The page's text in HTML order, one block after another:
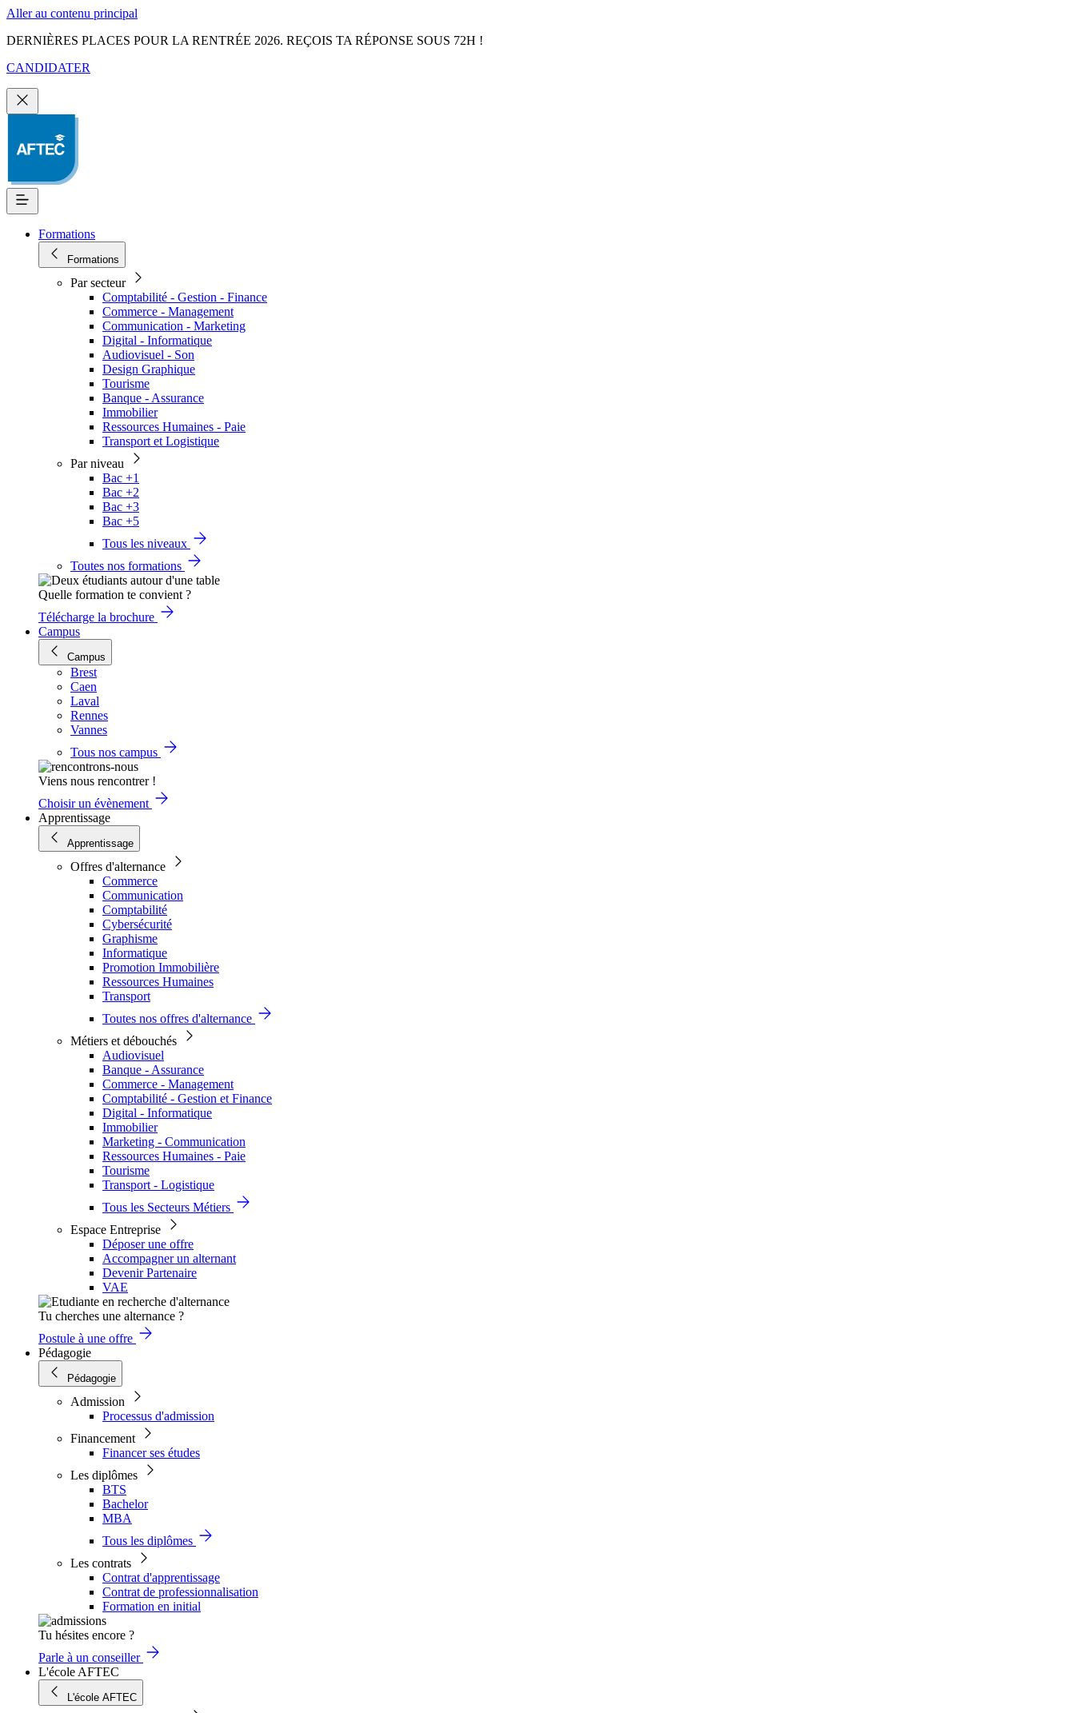
Aller au contenu principal
DERNIÈRES PLACES POUR LA RENTRÉE 2026. REÇOIS TA RÉPONSE SOUS 72H !
CANDIDATER
Formations
Formations
Par secteur
Comptabilité - Gestion - Finance
Commerce - Management
Communication - Marketing
Digital - Informatique
Audiovisuel - Son
Design Graphique
Tourisme
Banque - Assurance
Immobilier
Ressources Humaines - Paie
Transport et Logistique
Par niveau
Bac +1
Bac +2
Bac +3
Bac +5
Tous les niveaux
Toutes nos formations
Quelle formation te convient ?
Télécharge la brochure
Campus
Campus
Brest
Caen
Laval
Rennes
Vannes
Tous nos campus
Viens nous rencontrer !
Choisir un évènement
Apprentissage
Apprentissage
Offres d'alternance
Commerce
Communication
Comptabilité
Cybersécurité
Graphisme
Informatique
Promotion Immobilière
Ressources Humaines
Transport
Toutes nos offres d'alternance
Métiers et débouchés
Audiovisuel
Banque - Assurance
Commerce - Management
Comptabilité - Gestion et Finance
Digital - Informatique
Immobilier
Marketing - Communication
Ressources Humaines - Paie
Tourisme
Transport - Logistique
Tous les Secteurs Métiers
Espace Entreprise
Déposer une offre
Accompagner un alternant
Devenir Partenaire
VAE
Tu cherches une alternance ?
Postule à une offre
Pédagogie
Pédagogie
Admission
Processus d'admission
Financement
Financer ses études
Les diplômes
BTS
Bachelor
MBA
Tous les diplômes
Les contrats
Contrat d'apprentissage
Contrat de professionnalisation
Formation en initial
Tu hésites encore ?
Parle à un conseiller
L'école AFTEC
L'école AFTEC